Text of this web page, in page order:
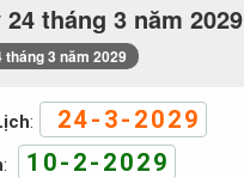
tháng 3 năm 2029
3 năm 2029
: 24-3-2029
: 10-2-2029